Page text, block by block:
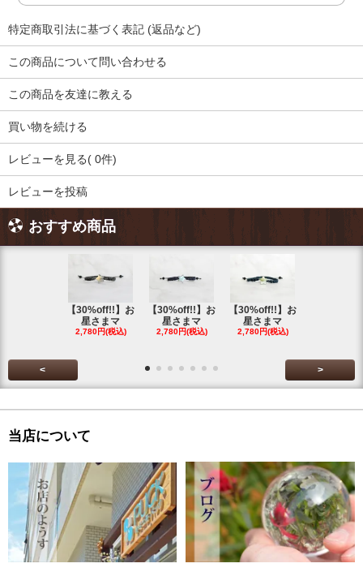
特定商取引法に基づく表記 (返品など)
この商品について問い合わせる
この商品を友達に教える
買い物を続ける
レビューを見る( 0件)
レビューを投稿
おすすめ商品
【30%off!!】お
星さまマ
2,780円(税込)
【30%off!!】お
星さまマ
2,780円(税込)
【30%off!!】お
星さまマ
2,780円(税込)
< >
当店について